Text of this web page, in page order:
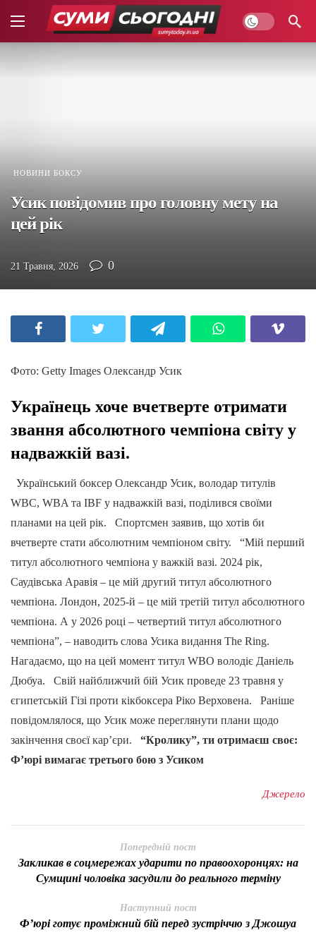
НОВИНИ БОКСУ
Усик повідомив про головну мету на
цей рік
21 Травня, 2026 0
Фото: Getty Images Олександр Усик
Українець хоче вчетверте отримати
звання абсолютного чемпіона світу у
надважкій вазі.
Український боксер Олександр Усик, володар титулів
WBC, WBA та IBF у надважкій вазі, поділився своїми
планами на цей рік. Спортсмен заявив, що хотів би
вчетверте стати абсолютним чемпіоном світу. “Мій перший
титул абсолютного чемпіона у важкій вазі. 2024 рік,
Саудівська Аравія – це мій другий титул абсолютного
чемпіона. Лондон, 2025-й – це мій третій титул абсолютного
чемпіона. А у 2026 році – четвертий титул абсолютного
чемпіона”, – наводить слова Усика видання The Ring.
Нагадаємо, що на цей момент титул WBO володіє Даніель
Дюбуа. Свій найближчий бій Усик проведе 23 травня у
єгипетській Гізі проти кікбоксера Ріко Верховена. Раніше
повідомлялося, що Усик може переглянути плани щодо
закінчення своєї кар’єри. “Кролику”, ти отримаєш своє:
Ф’юрі вимагає третього бою з Усиком
Джерело
Попередній пост
Закликав в соцмережах ударити по правоохоронцях: на
Сумщині чоловіка засудили до реального терміну
Наступний пост
Ф’юрі готує проміжний бій перед зустріччю з Джошуа